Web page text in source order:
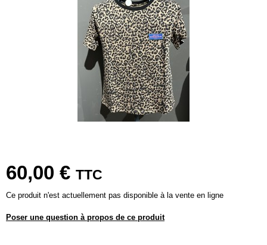
60,00 € TTC
Ce produit n'est actuellement pas disponible à la vente en ligne
Poser une question à propos de ce produit